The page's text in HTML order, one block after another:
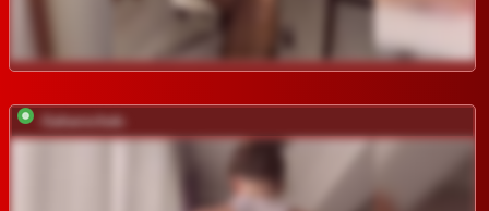
-Saharochek-